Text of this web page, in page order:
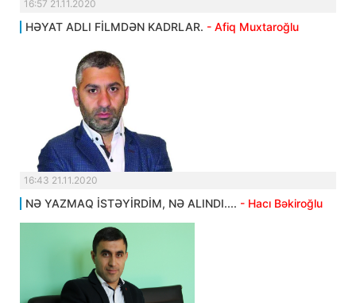
16:57 21.11.2020
HƏYAT ADLI FİLMDƏN KADRLAR. - Afiq Muxtaroğlu
16:43 21.11.2020
NƏ YAZMAQ İSTƏYİRDİM, NƏ ALINDI.... - Hacı Bəkiroğlu